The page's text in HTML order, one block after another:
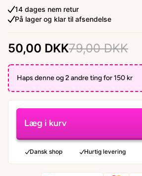
14 dages nem retur
På lager og klar til afsendelse
50,00 DKK79,00 DKK
Haps denne og 2 andre ting for 150 kr
Læg i kurv
Dansk shop Hurtig levering